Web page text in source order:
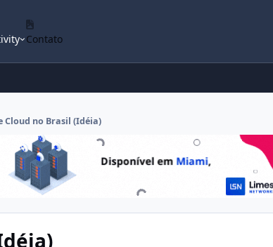
Contato
Cloud no Brasil (Idéia)